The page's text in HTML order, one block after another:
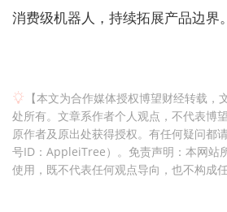
消费级机器人，持续拓展产品边界。
【本文为合作媒体授权博望财经转载，
处所有。文章系作者个人观点，不代表博
原作者及原出处获得授权。有任何疑问都
号ID：AppleiTree）。免责声明：本网站
使用，既不代表任何观点导向，也不构成